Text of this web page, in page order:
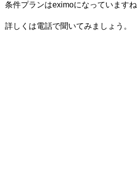
条件プランはeximoになっていますね
詳しくは電話で聞いてみましょう。